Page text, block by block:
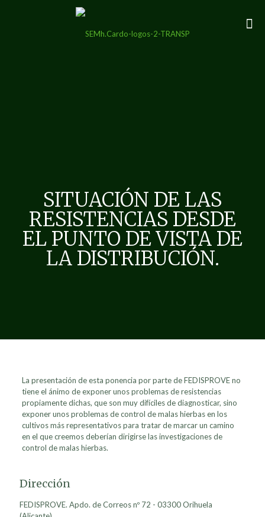
SITUACIÓN DE LAS
RESISTENCIAS DESDE
EL PUNTO DE VISTA DE
LA DISTRIBUCIÓN.
La presentación de esta ponencia por parte de FEDISPROVE no
tiene el ánimo de exponer unos problemas de resistencias
propiamente dichas, que son muy difíciles de diagnosticar, sino
exponer unos problemas de control de malas hierbas en los
cultivos más representativos para tratar de marcar un camino
en el que creemos deberían dirigirse las investigaciones de
control de malas hierbas.
Dirección
FEDISPROVE. Apdo. de Correos nº 72 - 03300 Orihuela